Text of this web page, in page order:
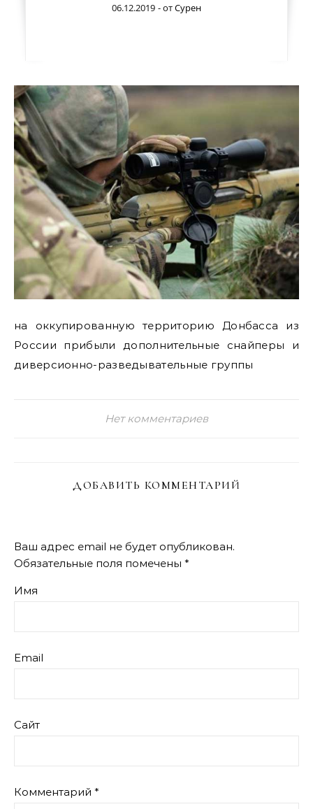
06.12.2019 - отСурен
на оккупированную территорию Донбасса из
России прибыли дополнительные снайперы и
диверсионно-разведывательные группы
Нет комментариев
ДОБАВИТЬ КОММЕНТАРИЙ
Ваш адрес email не будет опубликован.
Обязательные поля помечены *
Имя
Email
Сайт
Комментарий *